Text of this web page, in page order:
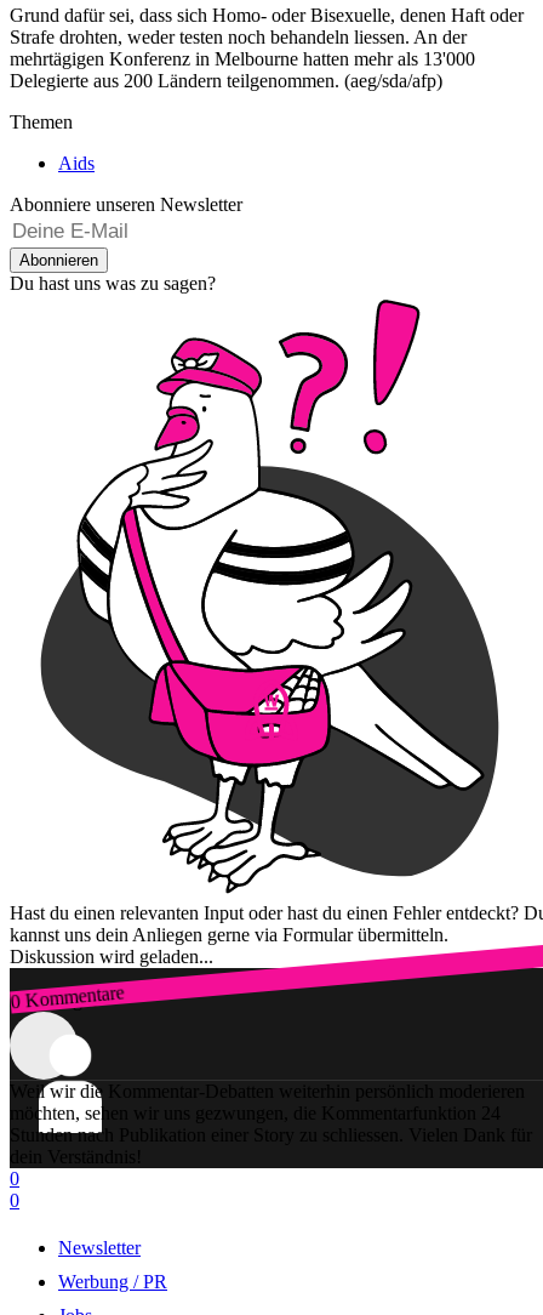
Grund dafür sei, dass sich Homo- oder Bisexuelle, denen Haft oder
Strafe drohten, weder testen noch behandeln liessen. An der
mehrtägigen Konferenz in Melbourne hatten mehr als 13'000
Delegierte aus 200 Ländern teilgenommen. (aeg/sda/afp)
Themen
Aids
Abonniere unseren Newsletter
Abonnieren
Du hast uns was zu sagen?
Hast du einen relevanten Input oder hast du einen Fehler entdeckt?
kannst uns dein Anliegen gerne via Formular übermitteln.
Diskussion wird geladen...
0 Kommentare
Zum Login
Weil wir die Kommentar-Debatten weiterhin persönlich moderieren
möchten, sehen wir uns gezwungen, die Kommentarfunktion 24
Stunden nach Publikation einer Story zu schliessen. Vielen Dank für
dein Verständnis!
0
0
Newsletter
Werbung / PR